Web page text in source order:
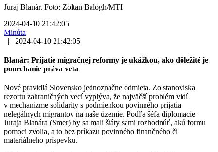
Juraj Blanár. Foto: Zoltan Balogh/MTI
2024-04-10 21:42:05
Minúta
|
2024-04-10 21:42:05
Blanár: Prijatie migračnej reformy je ukážkou, ako dôležité je
ponechanie práva veta
Nové pravidlá Slovensko jednoznačne odmieta. Zo stanoviska
rezortu zahraničných vecí vyplýva, že najväčší problém vidí
v mechanizme solidarity s podmienkou povinného prijatia
nelegálnych migrantov na naše územie. Podľa šéfa diplomacie
Juraja Blanára (Smer) by sa mali štáty sami rozhodnúť, akú formu
pomoci zvolia, a to bez príkazu povinného finančného či
materiálneho príspevku.